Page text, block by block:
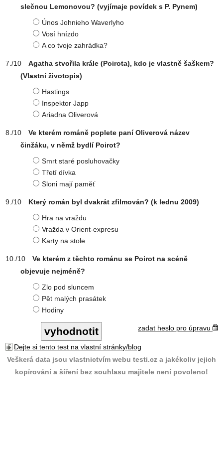
slečnou Lemonovou? (vyjímaje povídek s P. Pynem)
Únos Johnieho Waverlyho
Vosí hnízdo
A co tvoje zahrádka?
Agatha stvořila krále (Poirota), kdo je vlastně šaškem?
(Vlastní životopis)
Hastings
Inspektor Japp
Ariadna Oliverová
Ve kterém románě poplete paní Oliverová název
činžáku, v němž bydlí Poirot?
Smrt staré posluhovačky
Třetí dívka
Sloni mají paměť
Který román byl dvakrát zfilmován? (k lednu 2009)
Hra na vraždu
Vražda v Orient-expresu
Karty na stole
Ve kterém z těchto románu se Poirot na scéně
objevuje nejméně?
Zlo pod sluncem
Pět malých prasátek
Hodiny
zadat heslo pro úpravu
Dejte si tento test na vlastní stránky/blog
Veškerá data jsou vlastnictvím webu testi.cz a jakékoliv jejich
kopírování a šíření bez souhlasu majitele není povoleno!